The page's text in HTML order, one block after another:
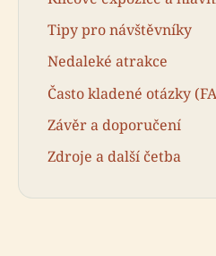
Tipy pro návštěvníky
Nedaleké atrakce
Často kladené otázky
Závěr a doporučení
Zdroje a další četba